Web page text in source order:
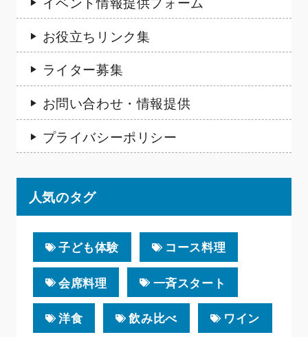
人気のタグ
子ども体験 コース料理
会席料理 一斉スタート
洋食 飲み比べ ワイン
お役立ちリンク集
ライター募集
お問い合わせ・情報提供
プライバシーポリシー